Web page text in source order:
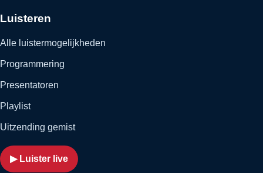
Luisteren
Alle luistermogelijkheden
Programmering
Presentatoren
Playlist
Uitzending gemist
▶ Luister live